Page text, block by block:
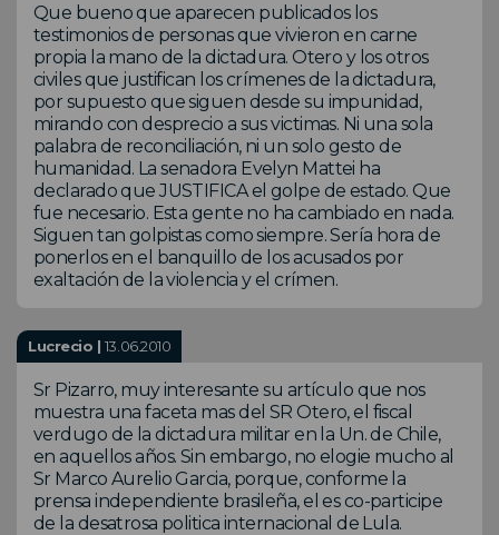
Que bueno que aparecen publicados los
testimonios de personas que vivieron en carne
propia la mano de la dictadura. Otero y los otros
civiles que justifican los crímenes de la dictadura,
por supuesto que siguen desde su impunidad,
mirando con desprecio a sus victimas. Ni una sola
palabra de reconciliación, ni un solo gesto de
humanidad. La senadora Evelyn Mattei ha
declarado que JUSTIFICA el golpe de estado. Que
fue necesario. Esta gente no ha cambiado en nada.
Siguen tan golpistas como siempre. Sería hora de
ponerlos en el banquillo de los acusados por
exaltación de la violencia y el crímen.
Lucrecio | 13.06.2010
Sr Pizarro, muy interesante su artículo que nos
muestra una faceta mas del SR Otero, el fiscal
verdugo de la dictadura militar en la Un. de Chile,
en aquellos años. Sin embargo, no elogie mucho al
Sr Marco Aurelio Garcia, porque, conforme la
prensa independiente brasileña, el es co-participe
de la desatrosa politica internacional de Lula.